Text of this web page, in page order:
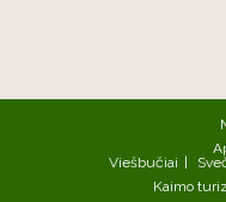
Viešbučiai
Kaimo